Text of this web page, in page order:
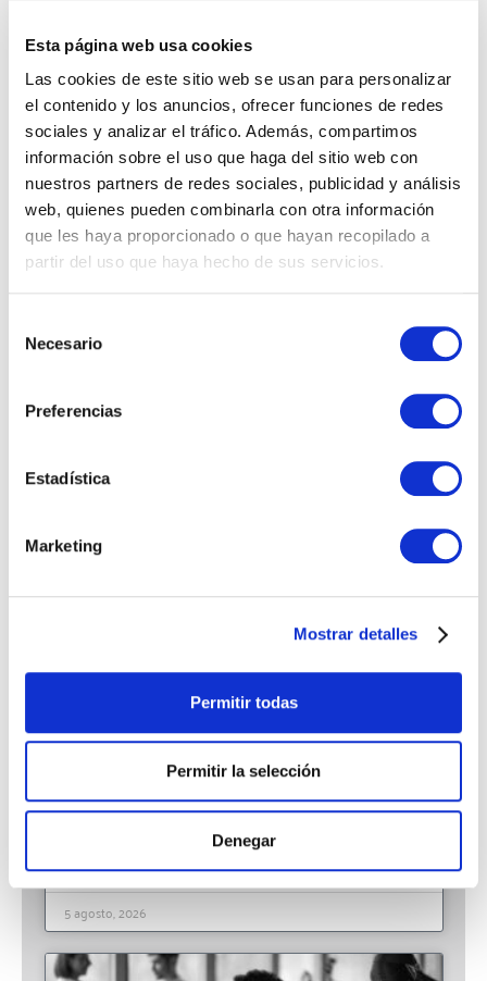
Esta página web usa cookies
Las cookies de este sitio web se usan para personalizar
el contenido y los anuncios, ofrecer funciones de redes
sociales y analizar el tráfico. Además, compartimos
información sobre el uso que haga del sitio web con
nuestros partners de redes sociales, publicidad y análisis
web, quienes pueden combinarla con otra información
que les haya proporcionado o que hayan recopilado a
partir del uso que haya hecho de sus servicios.
Necesario
Preferencias
Estadística
Marketing
Mostrar detalles
Permitir todas
Permitir la selección
Denegar
CATEGORÍAS
Goom
Microsoft
Microsoft Azure
Novedades
Cuáles son los ERPs más usados en España
5 agosto, 2026